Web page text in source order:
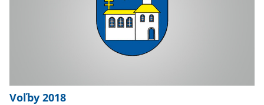
Voľby 2018